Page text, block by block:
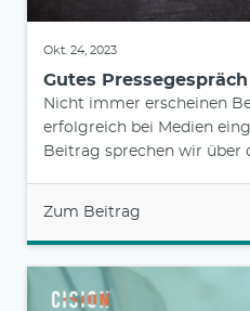
Okt. 24, 2023
Gutes
Nicht immer erscheinen
erfolgreich bei Medien
Beitrag sprechen wir über
Zum Beitrag